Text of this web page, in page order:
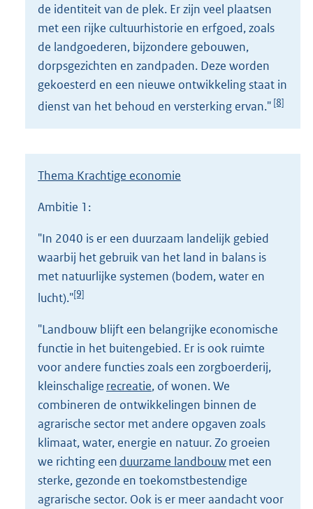
de identiteit van de plek. Er zijn veel plaatsen
met een rijke cultuurhistorie en erfgoed, zoals
de landgoederen, bijzondere gebouwen,
dorpsgezichten en zandpaden. Deze worden
gekoesterd en een nieuwe ontwikkeling staat in
dienst van het behoud en versterking ervan." [8]
Thema Krachtige economie
Ambitie 1:
"In 2040 is er een duurzaam landelijk gebied
waarbij het gebruik van het land in balans is
met natuurlijke systemen (bodem, water en
lucht)."[9]
"Landbouw blijft een belangrijke economische
functie in het buitengebied. Er is ook ruimte
voor andere functies zoals een zorgboerderij,
kleinschalige recreatie, of wonen. We
combineren de ontwikkelingen binnen de
agrarische sector met andere opgaven zoals
klimaat, water, energie en natuur. Zo groeien
we richting een duurzame landbouwmet een
sterke, gezonde en toekomstbestendige
agrarische sector. Ook is er meer aandacht voor